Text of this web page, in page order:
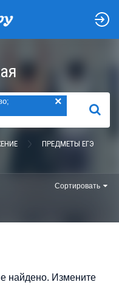
×
НАЙТИ
ПРЕДМЕТЫ ЕГЭ
Сортировать
найдено. Измените